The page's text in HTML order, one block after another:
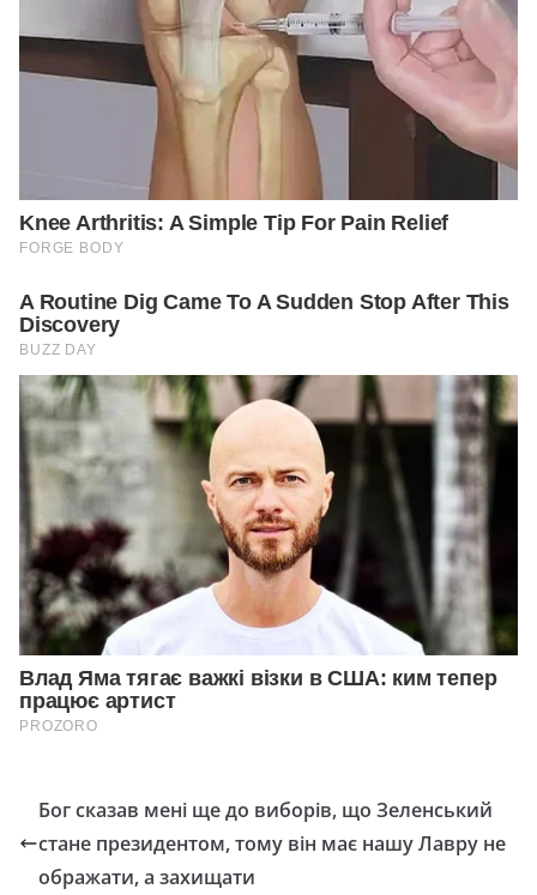
Бог сказав мені ще до виборів, що Зеленський
стане президентом, тому він має нашу Лавру не
ображати, а захищати